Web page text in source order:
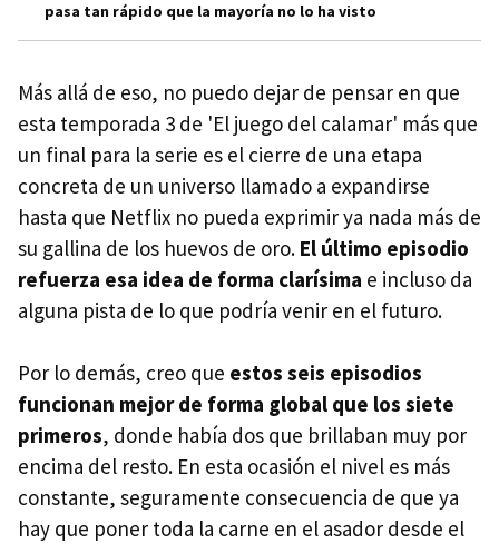
pasa tan rápido que la mayoría no lo ha visto
Más allá de eso, no puedo dejar de pensar en que
esta temporada 3 de 'El juego del calamar' más que
un final para la serie es el cierre de una etapa
concreta de un universo llamado a expandirse
hasta que Netflix no pueda exprimir ya nada más de
su gallina de los huevos de oro. El último episodio
refuerza esa idea de forma clarísima e incluso da
alguna pista de lo que podría venir en el futuro.
Por lo demás, creo que estos seis episodios
funcionan mejor de forma global que los siete
primeros, donde había dos que brillaban muy por
encima del resto. En esta ocasión el nivel es más
constante, seguramente consecuencia de que ya
hay que poner toda la carne en el asador desde el